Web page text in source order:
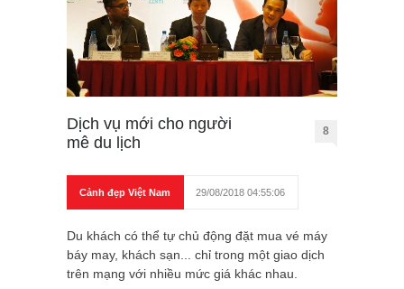
Dịch vụ mới cho người
mê du lịch
8
Cảnh đẹp Việt Nam 29/08/2018 04:55:06
Du khách có thể tự chủ động đặt mua vé máy
báy may, khách sạn... chỉ trong một giao dịch
trên mạng với nhiều mức giá khác nhau.